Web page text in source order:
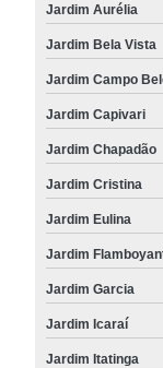
Jardim Aurélia
Jardim Bela Vista
Jardim Campo
Jardim Capivari
Jardim Chapadão
Jardim Cristina
Jardim Eulina
Jardim
Jardim Garcia
Jardim Icaraí
Jardim Itatinga